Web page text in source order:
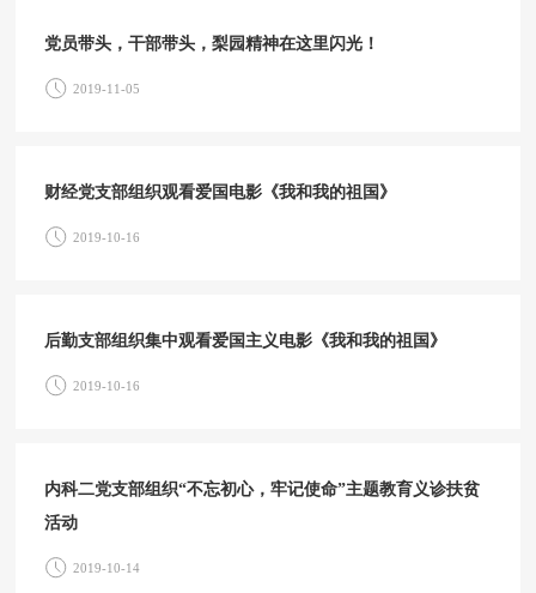
党员带头，干部带头，梨园精神在这里闪光！
2019-11-05
财经党支部组织观看爱国电影《我和我的祖国》
2019-10-16
后勤支部组织集中观看爱国主义电影《我和我的祖国》
2019-10-16
内科二党支部组织“不忘初心，牢记使命”主题教育义诊扶贫
活动
2019-10-14